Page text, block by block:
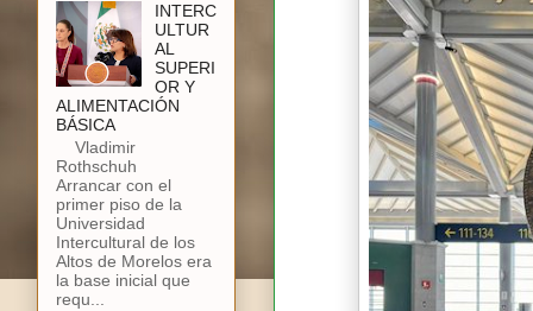
INTERC
ULTUR
AL
SUPERI
OR Y
ALIMENTACIÓN
BÁSICA
Vladimir
Rothschuh
Arrancar con el
primer piso de la
Universidad
Intercultural de los
Altos de Morelos era
la base inicial que
requ...